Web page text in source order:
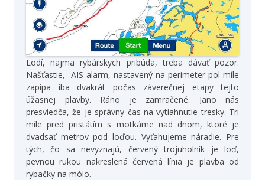
Lodí, najmä rybárskych pribúda, treba dávať pozor.
Našťastie, AIS alarm, nastavený na perimeter pol míle
zapípa iba dvakrát počas záverečnej etapy tejto
úžasnej plavby. Ráno je zamračené. Jano nás
presviedča, že je správny čas na vytiahnutie tresky. Tri
míle pred pristátím s motkáme nad dnom, ktoré je
dvadsať metrov pod loďou. Vyťahujeme náradie. Pre
tých, čo sa nevyznajú, červený trojuholník je loď,
pevnou rukou nakreslená červená línia je plavba od
rybačky na mólo.